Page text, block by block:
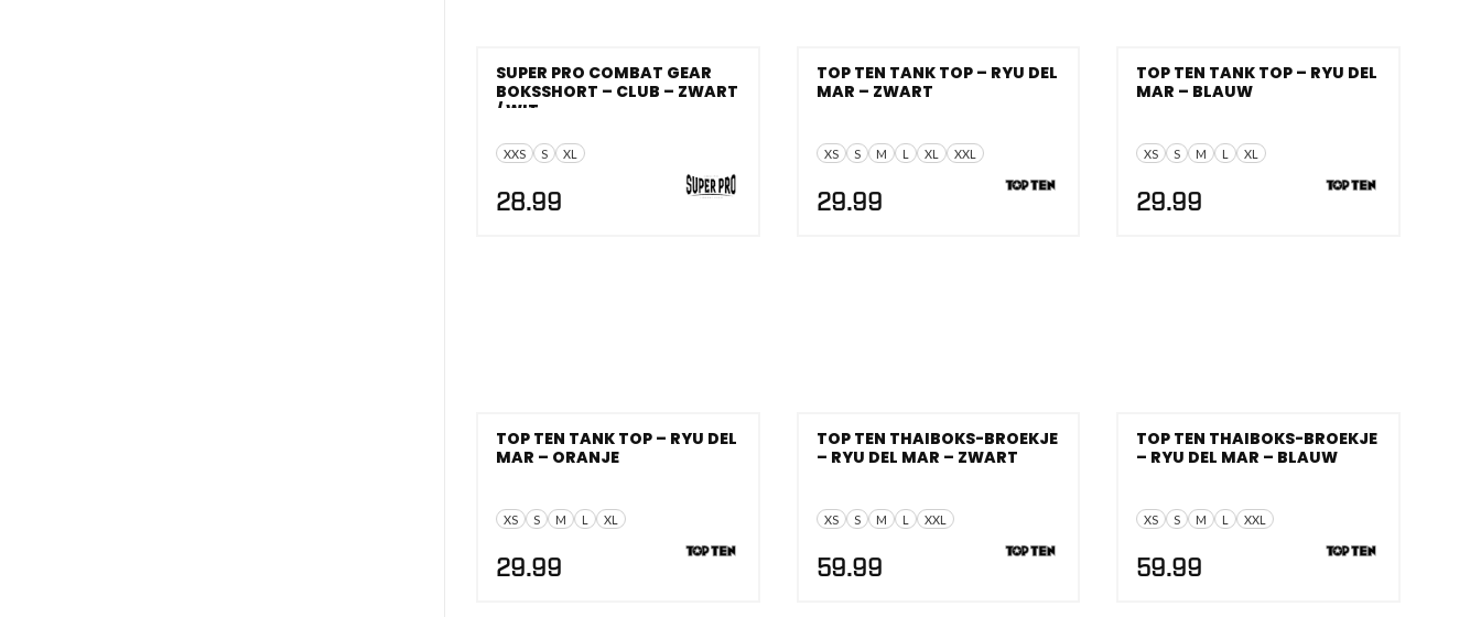
XXS S XL
SUPER PRO COMBAT GEAR
BOKSSHORT – CLUB – ZWART
/ WIT
28.99
XS S M L XL XXL
TOP TEN TANK TOP – RYU DEL
MAR – ZWART
29.99
XS S M L XL
TOP TEN TANK TOP – RYU DEL
MAR – BLAUW
29.99
XS S M L XL
TOP TEN TANK TOP – RYU DEL
MAR – ORANJE
29.99
XS S M L XXL
TOP TEN THAIBOKS-BROEKJE
– RYU DEL MAR – ZWART
59.99
XS S M L XXL
TOP TEN THAIBOKS-BROEKJE
– RYU DEL MAR – BLAUW
59.99